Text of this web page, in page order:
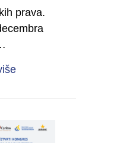
prava.
about 20 godina